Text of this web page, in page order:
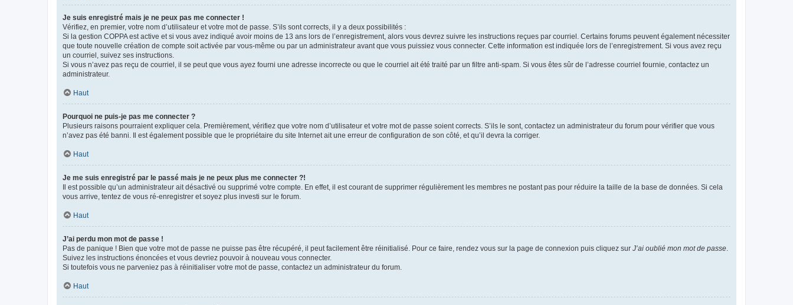
Je suis enregistré mais je ne peux pas me connecter !
Vérifiez, en premier, votre nom d’utilisateur et votre mot de passe. S’ils sont corrects, il y a deux possibilités :
Si la gestion COPPA est active et si vous avez indiqué avoir moins de 13 ans lors de l’enregistrement, alors vous devrez suivre les instructions reçues par courriel. Certains forums peuvent également nécessiter
que toute nouvelle création de compte soit activée par vous-même ou par un administrateur avant que vous puissiez vous connecter. Cette information est indiquée lors de l’enregistrement. Si vous avez reçu
un courriel, suivez ses instructions.
Si vous n’avez pas reçu de courriel, il se peut que vous ayez fourni une adresse incorrecte ou que le courriel ait été traité par un filtre anti-spam. Si vous êtes sûr de l’adresse courriel fournie, contactez un
administrateur.
Haut
Pourquoi ne puis-je pas me connecter ?
Plusieurs raisons pourraient expliquer cela. Premièrement, vérifiez que votre nom d’utilisateur et votre mot de passe soient corrects. S’ils le sont, contactez un administrateur du forum pour vérifier que vous
n’avez pas été banni. Il est également possible que le propriétaire du site Internet ait une erreur de configuration de son côté, et qu’il devra la corriger.
Haut
Je me suis enregistré par le passé mais je ne peux plus me connecter ?!
Il est possible qu’un administrateur ait désactivé ou supprimé votre compte. En effet, il est courant de supprimer régulièrement les membres ne postant pas pour réduire la taille de la base de données. Si cela
vous arrive, tentez de vous ré-enregistrer et soyez plus investi sur le forum.
Haut
J’ai perdu mon mot de passe !
Pas de panique ! Bien que votre mot de passe ne puisse pas être récupéré, il peut facilement être réinitialisé. Pour ce faire, rendez vous sur la page de connexion puis cliquez sur J’ai oublié mon mot de passe.
Suivez les instructions énoncées et vous devriez pouvoir à nouveau vous connecter.
Si toutefois vous ne parveniez pas à réinitialiser votre mot de passe, contactez un administrateur du forum.
Haut